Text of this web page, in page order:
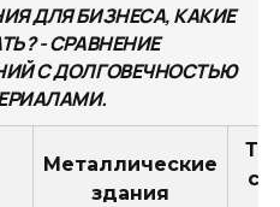
ДЛЯ БИЗНЕСА, КАКИЕ
- СРАВНЕНИЕ
С ДОЛГОВЕЧНОСТЬЮ
Металлические
здания